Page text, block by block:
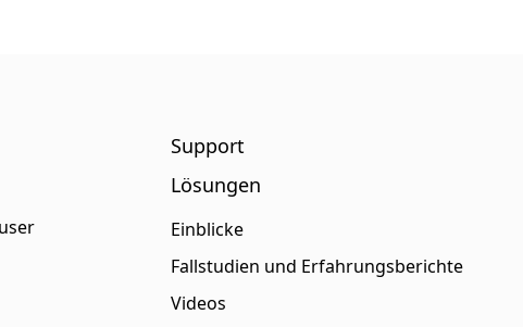
Support
Lösungen
Einblicke
Fallstudien und Erfahrungsberichte
Videos